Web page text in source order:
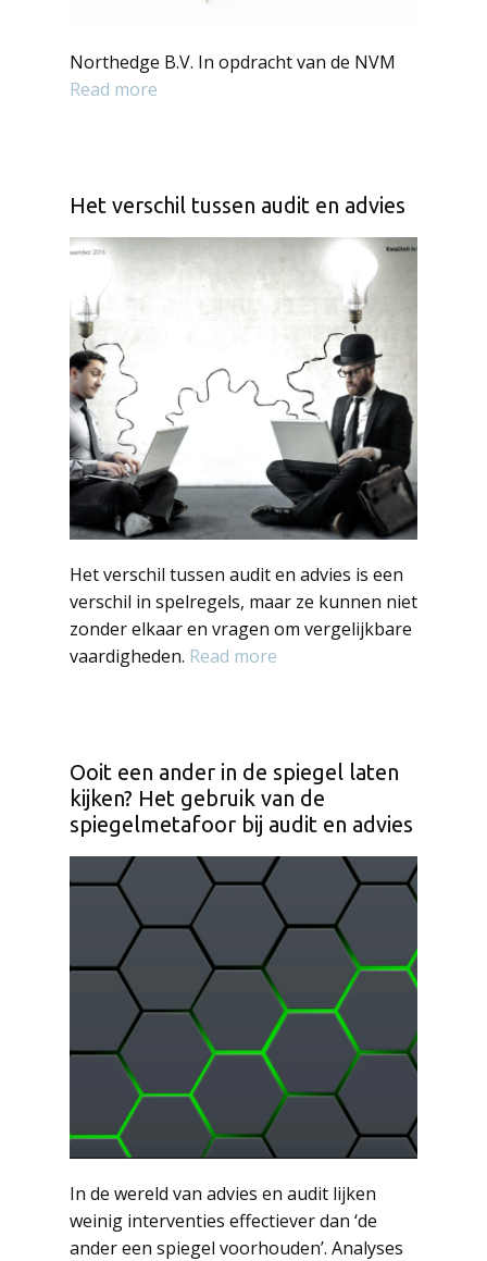
Northedge B.V. In opdracht van de NVM
Read more
Het verschil tussen audit en advies
Het verschil tussen audit en advies is een
verschil in spelregels, maar ze kunnen niet
zonder elkaar en vragen om vergelijkbare
vaardigheden. Read more
Ooit een ander in de spiegel laten
kijken? Het gebruik van de
spiegelmetafoor bij audit en advies
In de wereld van advies en audit lijken
weinig interventies effectiever dan ‘de
ander een spiegel voorhouden’. Analyses